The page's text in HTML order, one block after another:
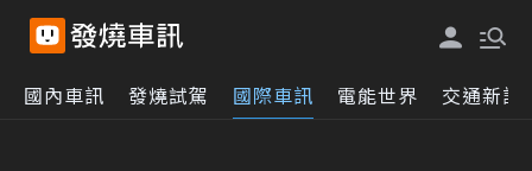
國內車訊 發燒試駕 國際車訊 電能世界 交通新訊